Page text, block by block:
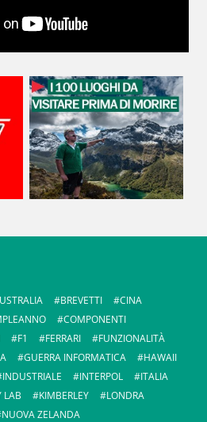
BREVETTI
CINA
COMPONENTI
F1 FERRARI
FUNZIONALITÀ
GUERRA INFORMATICA
HAWAII
INDUSTRIALE INTERPOL
ITALIA
LAB KIMBERLEY
LONDRA
NUOVA ZELANDA